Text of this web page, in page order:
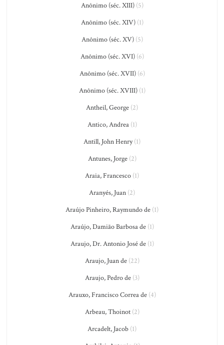
Anônimo (séc. XIII)(5)
Anônimo (séc. XIV)(1)
Anônimo (séc. XV)(5)
Anônimo (séc. XVI)(6)
Anônimo (séc. XVII)(6)
Anônimo (séc. XVIII)(1)
Antheil, George (2)
Antico, Andrea(1)
Antill, John Henry(1)
Antunes, Jorge(2)
Araia, Francesco (1)
Aranyés, Juan (2)
Araújo Pinheiro, Raymundo de (1)
Araújo, Damião Barbosa de(1)
Araujo, Dr. Antonio José de(1)
Araujo, Juan de(22)
Araujo, Pedro de(3)
Arauxo, Francisco Correa de(4)
Arbeau, Thoinot(2)
Arcadelt, Jacob (1)